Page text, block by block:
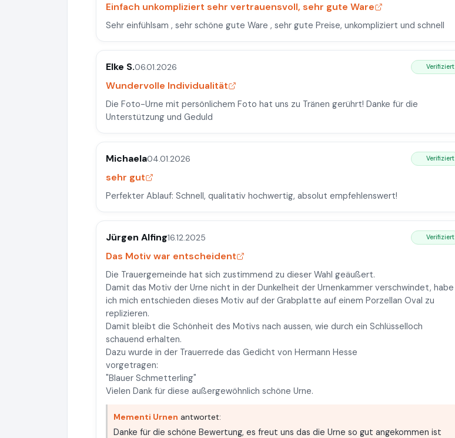
Einfach unkompliziert sehr vertrauensvoll, sehr gute Ware
Sehr einfühlsam , sehr schöne gute Ware , sehr gute Preise, unkompliziert und schnell
Elke S.06.01.2026 Verifiziert
Wundervolle Individualität
Die Foto-Urne mit persönlichem Foto hat uns zu Tränen gerührt! Danke für die
Unterstützung und Geduld
Michaela04.01.2026 Verifiziert
sehr gut
Perfekter Ablauf: Schnell, qualitativ hochwertig, absolut empfehlenswert!
Jürgen Alfing16.12.2025 Verifiziert
Das Motiv war entscheident
Die Trauergemeinde hat sich zustimmend zu dieser Wahl geäußert.
Damit das Motiv der Urne nicht in der Dunkelheit der Urnenkammer verschwindet, habe
ich mich entschieden dieses Motiv auf der Grabplatte auf einem Porzellan Oval zu
replizieren.
Damit bleibt die Schönheit des Motivs nach aussen, wie durch ein Schlüsselloch
schauend erhalten.
Dazu wurde in der Trauerrede das Gedicht von Hermann Hesse
vorgetragen:
"Blauer Schmetterling"
Vielen Dank für diese außergewöhnlich schöne Urne.
Mementi Urnen antwortet:
Danke für die schöne Bewertung, es freut uns das die Urne so gut angekommen ist